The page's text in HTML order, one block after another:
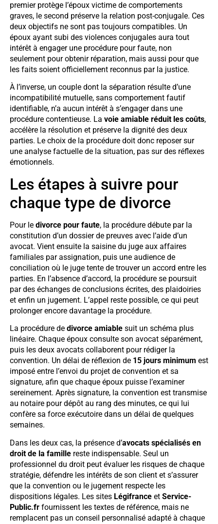
premier protège l’époux victime de comportements
graves, le second préserve la relation post-conjugale. Ces
deux objectifs ne sont pas toujours compatibles. Un
époux ayant subi des violences conjugales aura tout
intérêt à engager une procédure pour faute, non
seulement pour obtenir réparation, mais aussi pour que
les faits soient officiellement reconnus par la justice.
À l’inverse, un couple dont la séparation résulte d’une
incompatibilité mutuelle, sans comportement fautif
identifiable, n’a aucun intérêt à s’engager dans une
procédure contentieuse. La voie amiable réduit les coûts,
accélère la résolution et préserve la dignité des deux
parties. Le choix de la procédure doit donc reposer sur
une analyse factuelle de la situation, pas sur des réflexes
émotionnels.
Les étapes à suivre pour
chaque type de divorce
Pour le divorce pour faute, la procédure débute par la
constitution d’un dossier de preuves avec l’aide d’un
avocat. Vient ensuite la saisine du juge aux affaires
familiales par assignation, puis une audience de
conciliation où le juge tente de trouver un accord entre les
parties. En l’absence d’accord, la procédure se poursuit
par des échanges de conclusions écrites, des plaidoiries
et enfin un jugement. L’appel reste possible, ce qui peut
prolonger encore davantage la procédure.
La procédure de divorce amiable suit un schéma plus
linéaire. Chaque époux consulte son avocat séparément,
puis les deux avocats collaborent pour rédiger la
convention. Un délai de réflexion de 15 jours minimum est
imposé entre l’envoi du projet de convention et sa
signature, afin que chaque époux puisse l’examiner
sereinement. Après signature, la convention est transmise
au notaire pour dépôt au rang des minutes, ce qui lui
confère sa force exécutoire dans un délai de quelques
semaines.
Dans les deux cas, la présence d’avocats spécialisés en
droit de la famille reste indispensable. Seul un
professionnel du droit peut évaluer les risques de chaque
stratégie, défendre les intérêts de son client et s’assurer
que la convention ou le jugement respecte les
dispositions légales. Les sites Légifrance et Service-
Public.fr fournissent les textes de référence, mais ne
remplacent pas un conseil personnalisé adapté à chaque